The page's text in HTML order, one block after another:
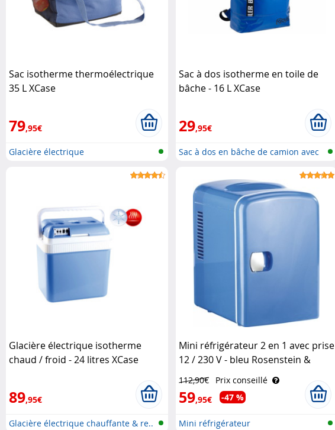
Sac isotherme thermoélectrique
35 L XCase
79,95€
Glacière électrique
Sac à dos isotherme en toile de
bâche - 16 L XCase
29,95€
Sac à dos en bâche de camion avec
Glacière électrique isotherme
chaud / froid - 24 litres XCase
89,95€
Glacière électrique chauffante & re..
Mini réfrigérateur 2 en 1 avec prise
12 / 230 V - bleu Rosenstein &
112,90€ Prix conseillé
59,95€ -47 %
Mini réfrigérateur